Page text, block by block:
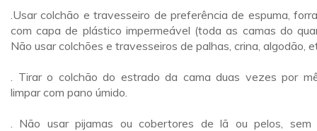
.Usar colchão e travesseiro de preferência de espuma,
com capa de plástico impermeável (toda as camas do
Não usar colchões e travesseiros de palhas, crina, algodão,
. Tirar o colchão do estrado da cama duas vezes por
limpar com pano úmido.
. Não usar pijamas ou cobertores de lã ou pelos, sem